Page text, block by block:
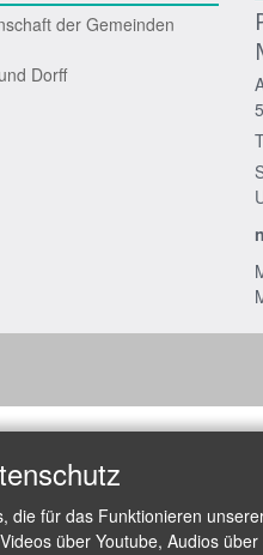
der Gemeinden
Dorff
für das Funktionieren
über Youtube, Audios